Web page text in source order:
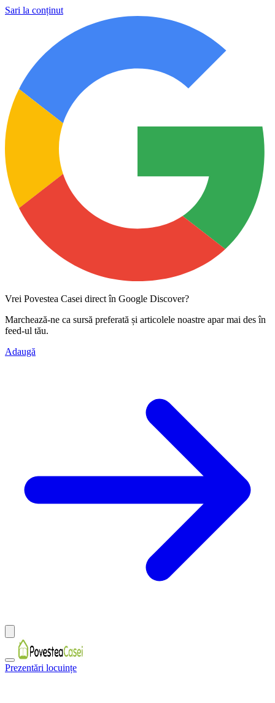
Sari la conținut
Vrei Povestea Casei direct în Google Discover?
Marchează-ne ca sursă preferată și articolele noastre apar mai des în
feed-ul tău.
Adaugă
Prezentări locuințe